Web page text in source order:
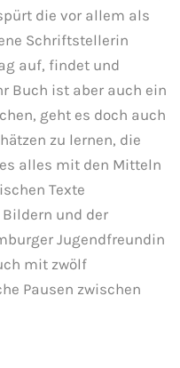
die vor allem als
Schriftstellerin
auf, findet und
Buch ist aber auch ein
geht es doch auch
zu lernen, die
alles mit den Mitteln
Texte
und der
Jugendfreundin
mit zwölf
Pausen zwischen